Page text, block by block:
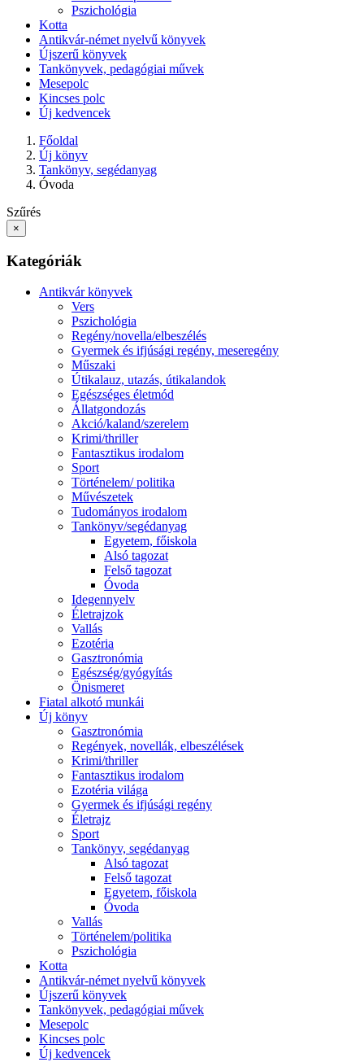
Pszichológia
Kotta
Antikvár-német nyelvű könyvek
Újszerű könyvek
Tankönyvek, pedagógiai művek
Mesepolc
Kincses polc
Új kedvencek
Főoldal
Új könyv
Tankönyv, segédanyag
Óvoda
Szűrés
×
Kategóriák
Antikvár könyvek
Vers
Pszichológia
Regény/novella/elbeszélés
Gyermek és ifjúsági regény, meseregény
Műszaki
Útikalauz, utazás, útikalandok
Egészséges életmód
Állatgondozás
Akció/kaland/szerelem
Krimi/thriller
Fantasztikus irodalom
Sport
Történelem/ politika
Művészetek
Tudományos irodalom
Tankönyv/segédanyag
Egyetem, főiskola
Alsó tagozat
Felső tagozat
Óvoda
Idegennyelv
Életrajzok
Vallás
Ezotéria
Gasztronómia
Egészség/gyógyítás
Önismeret
Fiatal alkotó munkái
Új könyv
Gasztronómia
Regények, novellák, elbeszélések
Krimi/thriller
Fantasztikus irodalom
Ezotéria világa
Gyermek és ifjúsági regény
Életrajz
Sport
Tankönyv, segédanyag
Alsó tagozat
Felső tagozat
Egyetem, főiskola
Óvoda
Vallás
Történelem/politika
Pszichológia
Kotta
Antikvár-német nyelvű könyvek
Újszerű könyvek
Tankönyvek, pedagógiai művek
Mesepolc
Kincses polc
Új kedvencek